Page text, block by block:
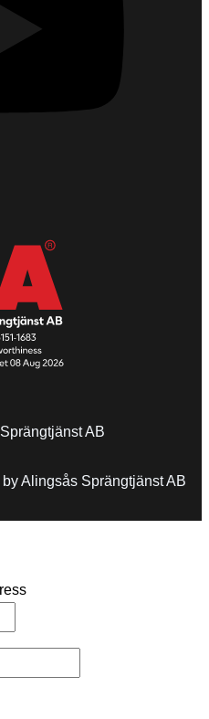
AB
Alingsås Sprängtjänst AB